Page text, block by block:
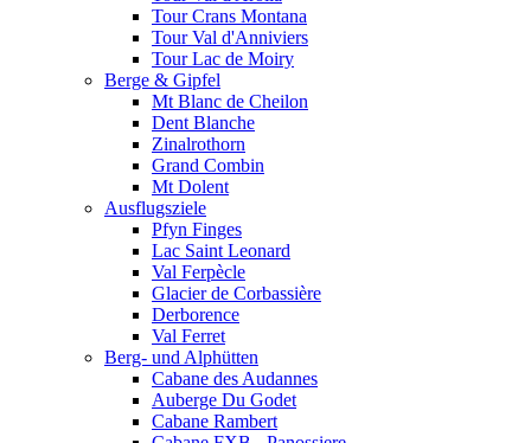
Tour Crans Montana
Tour Val d'Anniviers
Tour Lac de Moiry
Berge & Gipfel
Mt Blanc de Cheilon
Dent Blanche
Zinalrothorn
Grand Combin
Mt Dolent
Ausflugsziele
Pfyn Finges
Lac Saint Leonard
Val Ferpècle
Glacier de Corbassière
Derborence
Val Ferret
Berg- und Alphütten
Cabane des Audannes
Auberge Du Godet
Cabane Rambert